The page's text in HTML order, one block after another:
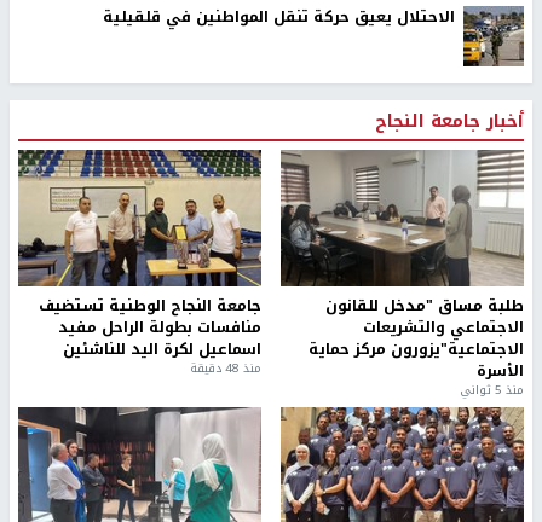
الاحتلال يعيق حركة تنقل المواطنين في قلقيلية
أخبار جامعة النجاح
طلبة مساق "مدخل للقانون
الاجتماعي والتشريعات
الاجتماعية"يزورون مركز حماية
الأسرة
منذ 5 ثواني
جامعة النجاح الوطنية تستضيف
منافسات بطولة الراحل مفيد
اسماعيل لكرة اليد للناشئين
منذ 48 دقيقة